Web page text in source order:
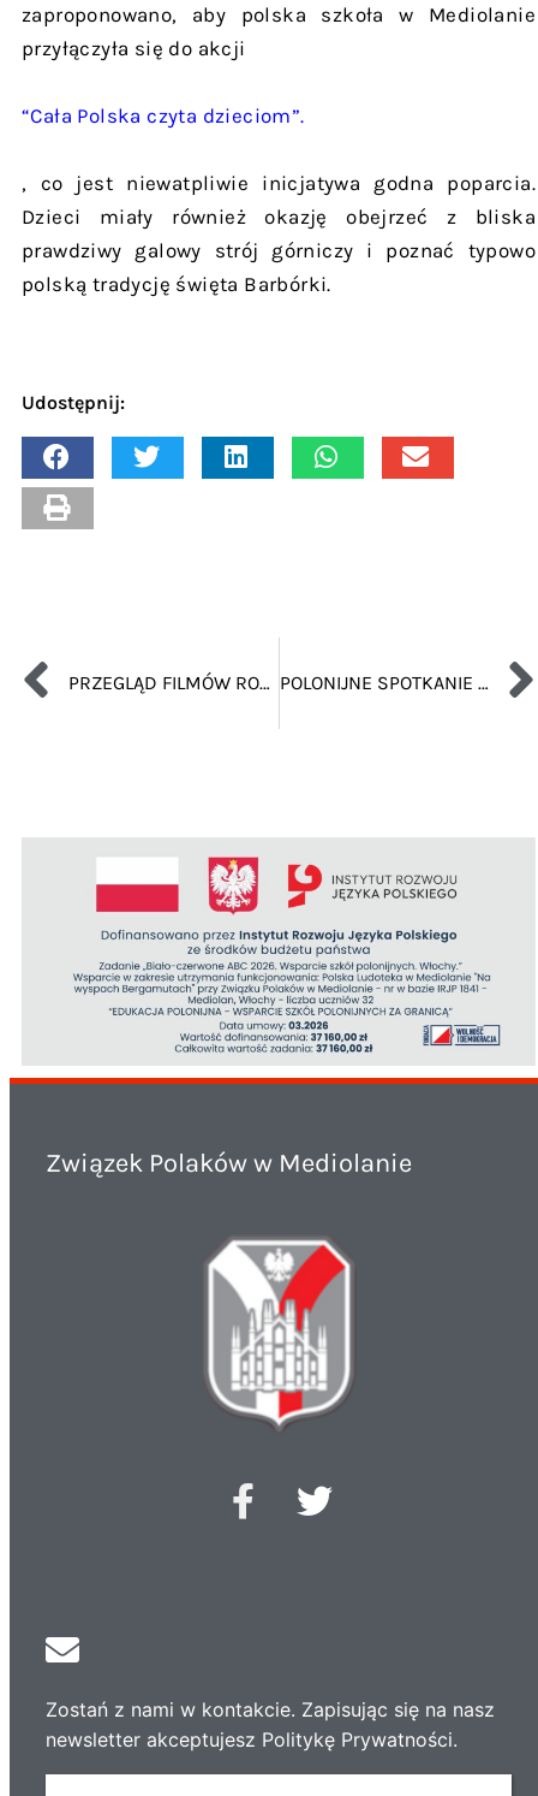
zaproponowano, aby polska szkoła w Mediolanie
przyłączyła się do akcji
“Cała Polska czyta dzieciom”.
, co jest niewatpliwie inicjatywa godna poparcia.
Dzieci miały również okazję obejrzeć z bliska
prawdziwy galowy strój górniczy i poznać typowo
polską tradycję święta Barbórki.
Udostępnij:
PRZEGLĄD FILMÓW ROMANA POLAŃSKIEGO POLONIJNE SPOTKANIE ŚWIĄTECZNE
Związek Polaków w Mediolanie
Zostań z nami w kontakcie. Zapisując się na nasz
newsletter akceptujesz Politykę Prywatności.